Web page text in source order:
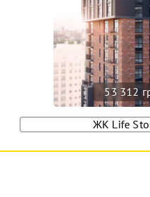
53 312
ЖК Life